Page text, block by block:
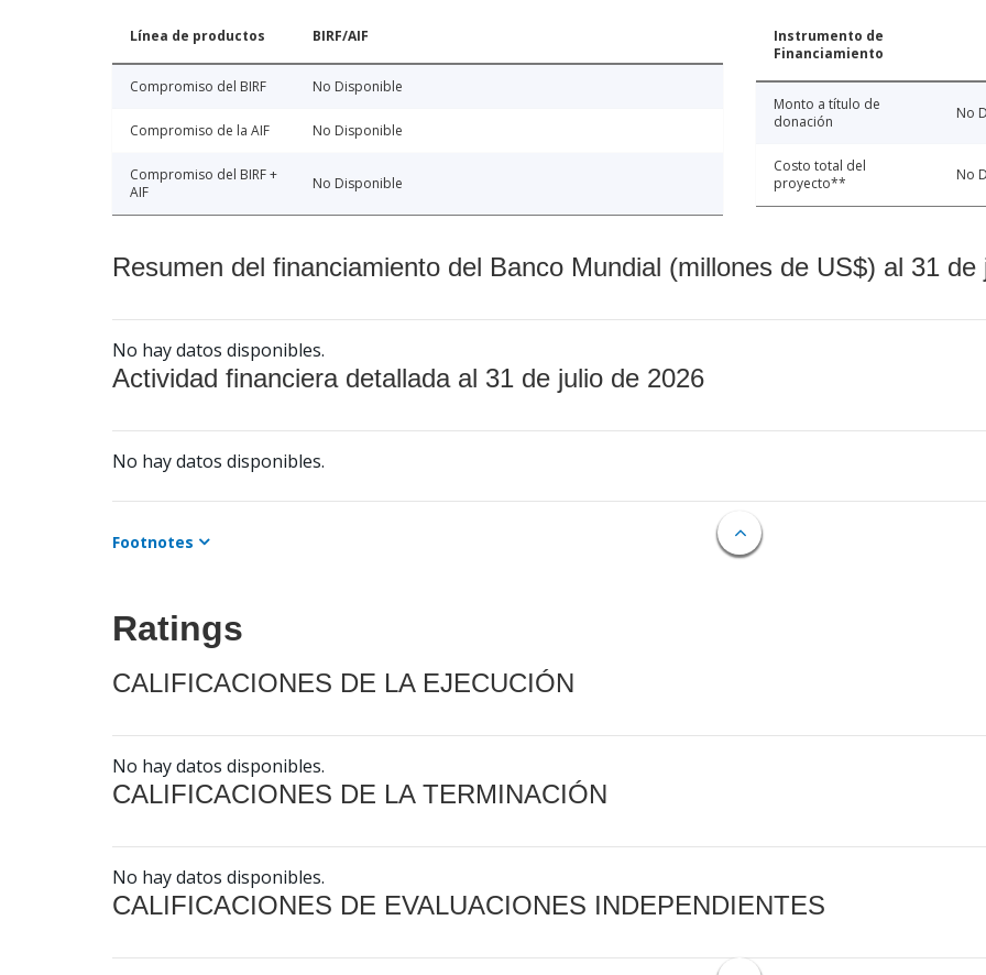
Línea de productos BIRF/AIF
Compromiso del BIRF No Disponible
Compromiso de la AIF No Disponible
Compromiso del BIRF +
AIF
No Disponible
Instrumento de
Financiamiento
Monto a título de
donación
No
Costo total del
proyecto**
No
Resumen del financiamiento del Banco Mundial (millones de US$) al 31 de
No hay datos disponibles.
Actividad financiera detallada al 31 de julio de 2026
No hay datos disponibles.
Footnotes
Ratings
CALIFICACIONES DE LA EJECUCIÓN
No hay datos disponibles.
CALIFICACIONES DE LA TERMINACIÓN
No hay datos disponibles.
CALIFICACIONES DE EVALUACIONES INDEPENDIENTES